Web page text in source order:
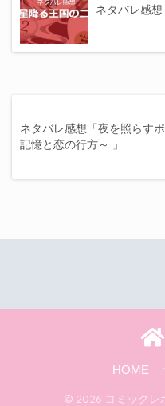
ネタバレ感
ネタバレ感想「夜を照らす
記憶と恋の行方～ 」…
HOME
© 2026 コミックレ